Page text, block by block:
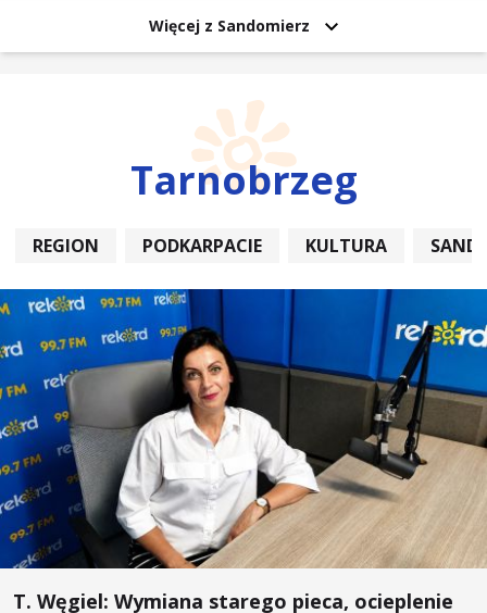
Więcej z Sandomierz
Tarnobrzeg
REGION PODKARPACIE KULTURA
T. Węgiel: Wymiana starego pieca, ocieplenie